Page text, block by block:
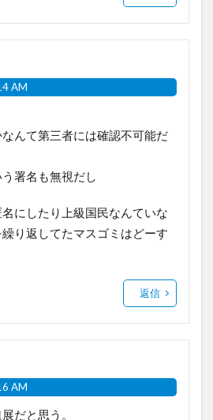
AM
んて第三者には確認不可能だ
署名も無視だし
にしたり上級国民なんていな
り返してたマスゴミはどーす
返信
AM
だと思う。